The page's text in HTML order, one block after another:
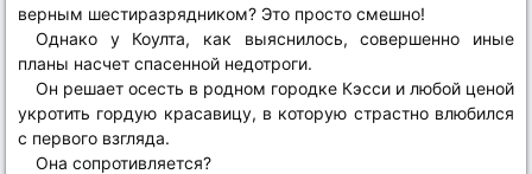
верным шестиразрядником? Это просто смешно!
Однако у Коулта, как выяснилось, совершенно иные
планы насчет спасенной недотроги.
Он решает осесть в родном городке Кэсси и любой ценой
укротить гордую красавицу, в которую страстно влюбился
с первого взгляда.
Она сопротивляется?